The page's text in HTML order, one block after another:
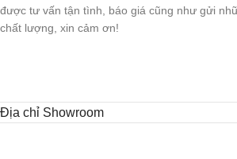
được tư vấn tận tình, báo giá cũng như gửi
chất lượng, xin cảm ơn!
Địa chỉ Showroom